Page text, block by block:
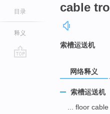
目录
释义
cable
索槽运送机
网络释义
索槽运送机
... floor